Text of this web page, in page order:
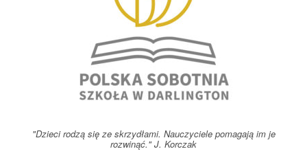
"Dzieci rodzą się ze skrzydłami. Nauczyciele pomagają im je
rozwinąć." J. Korczak